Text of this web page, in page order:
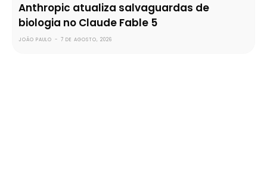
Anthropic atualiza salvaguardas de
biologia no Claude Fable 5
JOÃO PAULO - 7 DE AGOSTO, 2026